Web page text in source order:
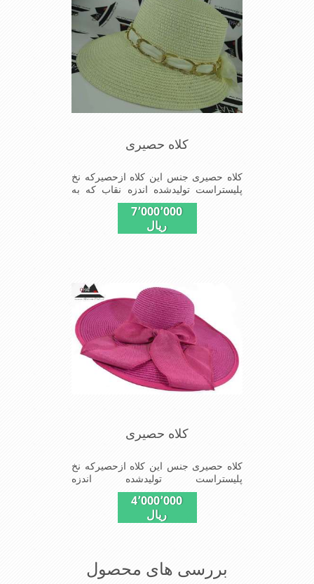
کلاه حصیری
کلاه حصیری جنس این کلاه ازحصیرکه نخ
پلیستراست تولیدشده اندزه نقاب که به
سایزکلاه56است این کلاه مخصوص
7٬000٬000
ریال
کلاه حصیری
کلاه حصیری جنس این کلاه ازحصیرکه نخ
پلیستراست تولیدشده اندزه
این کلاه مخصوص گردشگری کوهنوردی
وپیاده روی های طولانی مدت است سبک
4٬000٬000
ریال
بررسی های محصول